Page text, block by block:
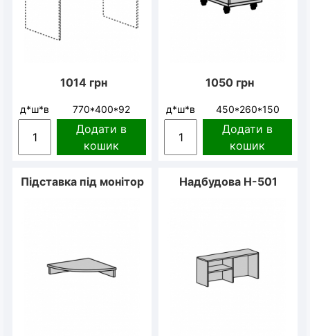
1014 грн
д*ш*в 770*400*92
Додати в
кошик
1050 грн
д*ш*в 450*260*150
Додати в
кошик
Підставка під монітор Надбудова Н-501